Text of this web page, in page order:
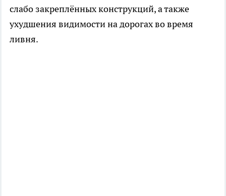
слабо закреплённых конструкций, а также
ухудшения видимости на дорогах во время
ливня.